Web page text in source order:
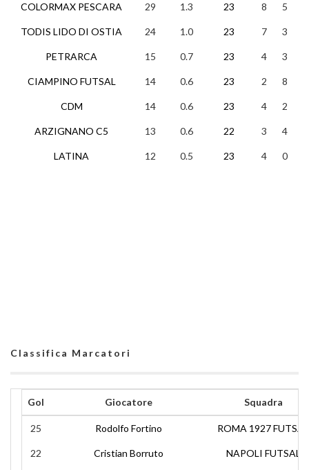
COLORMAX PESCARA
TODIS LIDO DI OSTIA
PETRARCA
CIAMPINO FUTSAL
CDM
ARZIGNANO C5
LATINA
29 1.3 23 8 5
24 1.0 23 7 3
15 0.7 23 4 3
14 0.6 23 2 8
14 0.6 23 4 2
13 0.6 22 3 4
12 0.5 23 4 0
Classifica Marcatori
Gol Giocatore Squadra
25 Rodolfo Fortino ROMA 1927 FUTSAL
22 Cristian Borruto NAPOLI FUTSAL